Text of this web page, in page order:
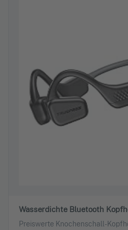
Wasserdichte Bluetooth
Preiswerte Knochenschall-